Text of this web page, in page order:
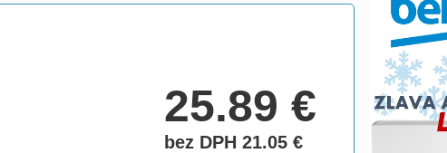
25.89€
bez DPH 21.05€